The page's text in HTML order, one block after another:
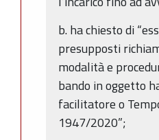
b. ha chiesto di
presupposti
modalità e
bando in oggetto
facilitatore o
1947/2020”;